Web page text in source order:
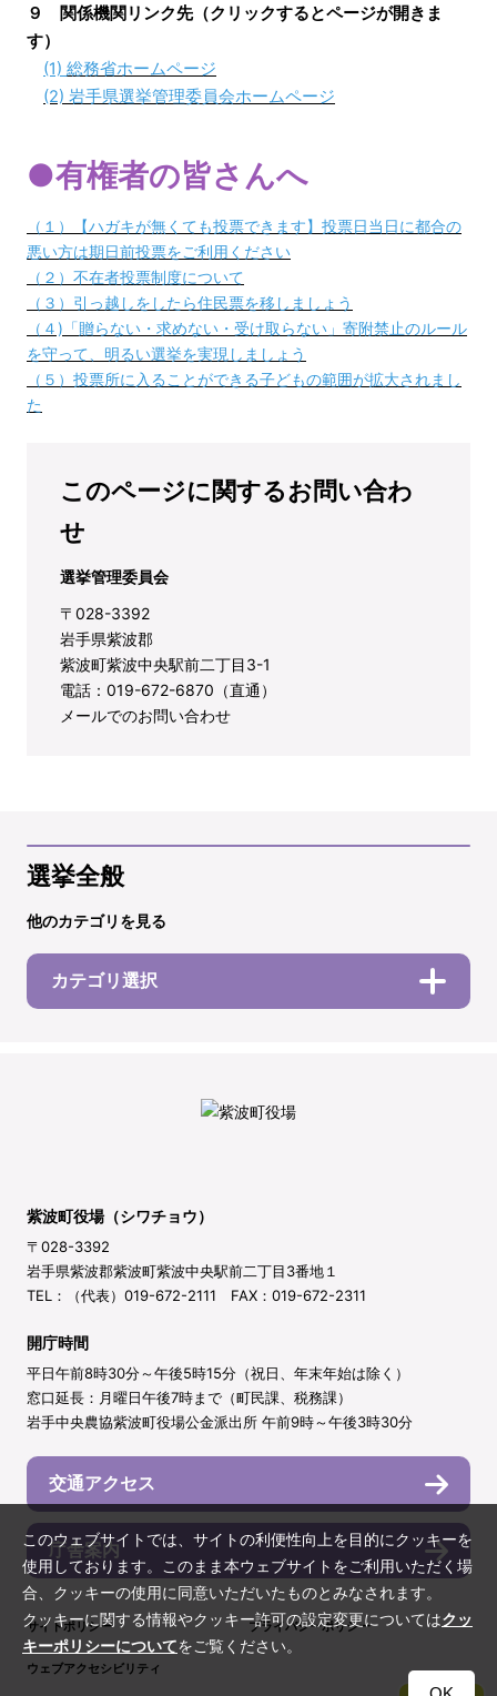
９
関係機関リンク先（クリックするとページが開きま
す）
(1) 総務省ホームページ
(2) 岩手県選挙管理委員会ホームページ
●有権者の皆さんへ
（１）【ハガキが無くても投票できます】投票日当日に都合の
悪い方は期日前投票をご利用ください
（２）不在者投票制度について
（３）引っ越しをしたら住民票を移しましょう
（４)「贈らない・求めない・受け取らない」寄附禁止のルール
を守って、明るい選挙を実現しましょう
（５）投票所に入ることができる子どもの範囲が拡大されまし
た
このページに関するお問い合わ
せ
選挙管理委員会
〒028-3392
岩手県紫波郡
紫波町紫波中央駅前二丁目3-1
電話：019-672-6870（直通）
メールでのお問い合わせ
選挙全般
他のカテゴリを見る
カテゴリ選択
紫波町役場（シワチョウ）
〒028-3392
岩手県紫波郡紫波町紫波中央駅前二丁目3番地１
TEL：（代表）019-672-2111 FAX：019-672-2311
開庁時間
平日午前8時30分～午後5時15分（祝日、年末年始は除く）
窓口延長：月曜日午後7時まで（町民課、税務課）
岩手中央農協紫波町役場公金派出所 午前9時～午後3時30分
交通アクセス
庁舎案内
サイトポリシー プライバシーポリシー
ウェブアクセシビリティ
このウェブサイトでは、サイトの利便性向上を目的にクッキーを
使用しております。このまま本ウェブサイトをご利用いただく場
合、クッキーの使用に同意いただいたものとみなされます。
クッキーに関する情報やクッキー許可の設定変更についてはクッ
キーポリシーについてをご覧ください。